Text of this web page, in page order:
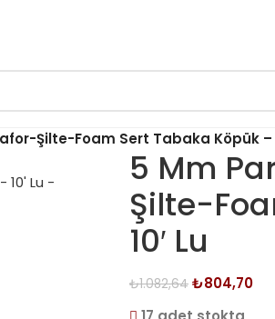
Şilte-Foam Sert Tabaka Köpük –
5 Mm
Şilte-
10′ Lu
₺1.082,64 ₺804,70